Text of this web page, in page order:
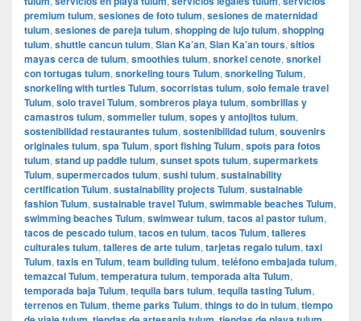
premium tulum, sesiones de foto tulum, sesiones de maternidad
tulum, sesiones de pareja tulum, shopping de lujo tulum, shopping
tulum, shuttle cancun tulum, Sian Ka’an, Sian Ka’an tours, sitios
mayas cerca de tulum, smoothies tulum, snorkel cenote, snorkel
con tortugas tulum, snorkeling tours Tulum, snorkeling Tulum,
snorkeling with turtles Tulum, socorristas tulum, solo female travel
Tulum, solo travel Tulum, sombreros playa tulum, sombrillas y
camastros tulum, sommelier tulum, sopes y antojitos tulum,
sostenibilidad restaurantes tulum, sostenibilidad tulum, souvenirs
originales tulum, spa Tulum, sport fishing Tulum, spots para fotos
tulum, stand up paddle tulum, sunset spots tulum, supermarkets
Tulum, supermercados tulum, sushi tulum, sustainability
certification Tulum, sustainability projects Tulum, sustainable
fashion Tulum, sustainable travel Tulum, swimmable beaches Tulum,
swimming beaches Tulum, swimwear tulum, tacos al pastor tulum,
tacos de pescado tulum, tacos en tulum, tacos Tulum, talleres
culturales tulum, talleres de arte tulum, tarjetas regalo tulum, taxi
Tulum, taxis en Tulum, team building tulum, teléfono embajada tulum,
temazcal Tulum, temperatura tulum, temporada alta Tulum,
temporada baja Tulum, tequila bars tulum, tequila tasting Tulum,
terrenos en Tulum, theme parks Tulum, things to do in tulum, tiempo